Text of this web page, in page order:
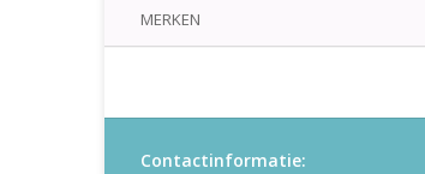
MERKEN
Contactinformatie: